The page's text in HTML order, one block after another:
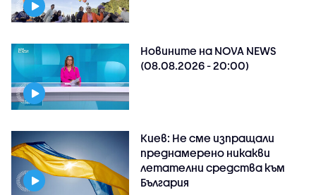
Новините на NOVA NEWS
(08.08.2026 - 20:00)
Киев: Не сме изпращали
преднамерено никакви
летателни средства към
България